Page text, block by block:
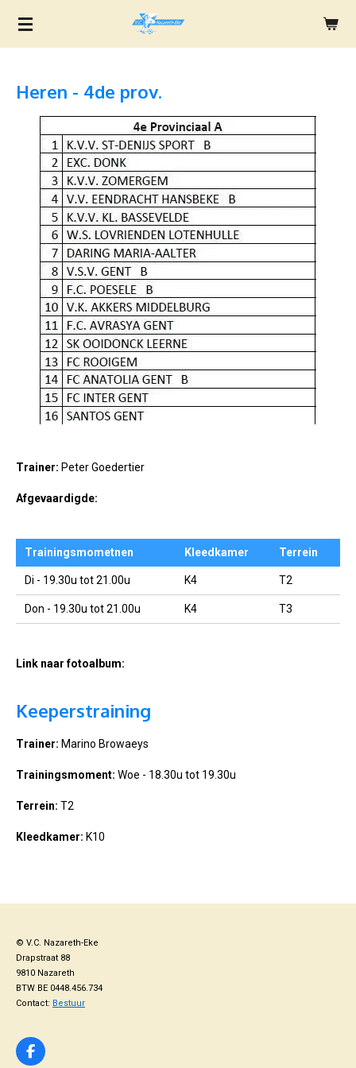
Ga
hoofdinhoud
Heren - 4de prov.
Trainer: Peter Goedertier
Afgevaardigde:
Trainingsmometnen Kleedkamer Terrein
Di - 19.30u tot 21.00u K4 T2
Don - 19.30u tot 21.00u K4 T3
Link naar fotoalbum:
Keeperstraining
Trainer: Marino Browaeys
Trainingsmoment: Woe - 18.30u tot 19.30u
Terrein: T2
Kleedkamer: K10
© V.C. Nazareth-Eke
Drapstraat 88
9810 Nazareth
BTW BE 0448.456.734
Contact: Bestuur
F